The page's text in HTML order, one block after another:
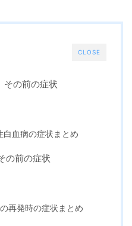
CLOSE
その前の症状
白血病の症状まとめ
の前の症状
再発時の症状まとめ